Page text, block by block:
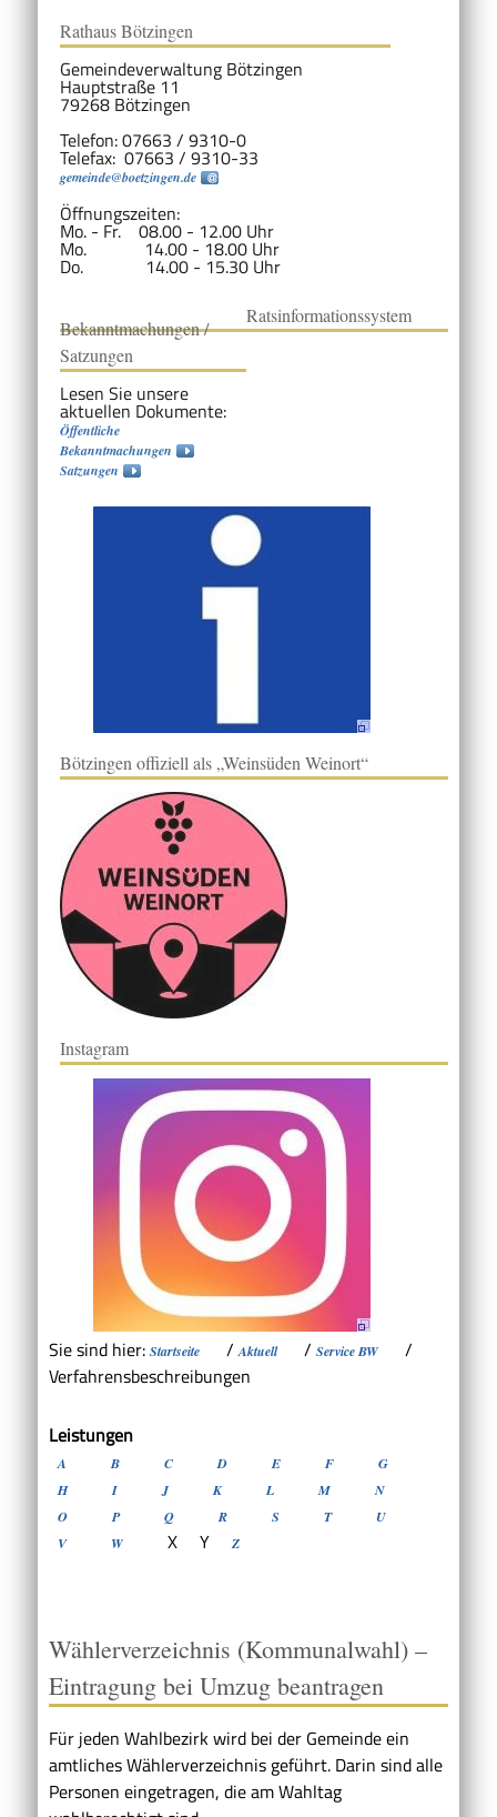
Rathaus Bötzingen
Gemeindeverwaltung Bötzingen
Hauptstraße 11
79268 Bötzingen
Telefon: 07663 / 9310-0
Telefax: 07663 / 9310-33
gemeinde@boetzingen.de
Öffnungszeiten:
Mo. - Fr. 08.00 - 12.00 Uhr
Mo. 14.00 - 18.00 Uhr
Do. 14.00 - 15.30 Uhr
Bekanntmachungen /
Satzungen
Lesen Sie unsere
aktuellen Dokumente:
Öffentliche
Bekanntmachungen
Satzungen
Ratsinformationssystem
Bötzingen offiziell als „Weinsüden Weinort“
Instagram
Sie sind hier: Startseite /Aktuell / Service BW
/
Verfahrensbeschreibungen
Leistungen
A B C D E F
G
H
I J K L M
N
O
P Q R S T
U
V
W X Y Z
Wählerverzeichnis (Kommunalwahl) –
Eintragung bei Umzug beantragen
Für jeden Wahlbezirk wird bei der Gemeinde ein
amtliches Wählerverzeichnis geführt. Darin sind alle
Personen eingetragen, die am Wahltag